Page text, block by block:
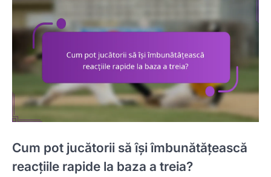
Cum pot jucătorii să își îmbunătățească
reacțiile rapide la baza a treia?